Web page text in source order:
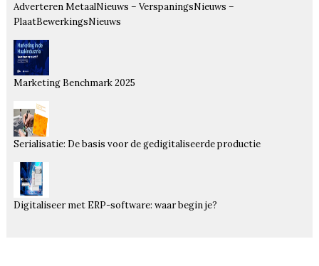
Adverteren MetaalNieuws – VerspaningsNieuws –
PlaatBewerkingsNieuws
Marketing Benchmark 2025
Serialisatie: De basis voor de gedigitaliseerde productie
Digitaliseer met ERP-software: waar begin je?